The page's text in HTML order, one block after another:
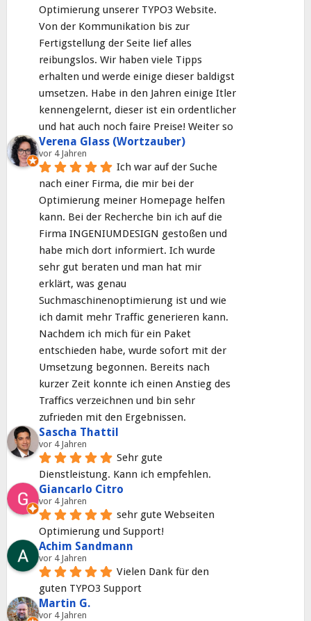
Optimierung unserer TYPO3 Website.
Von der Kommunikation bis zur
Fertigstellung der Seite lief alles
reibungslos. Wir haben viele Tipps
erhalten und werde einige dieser baldigst
umsetzen. Habe in den Jahren einige Itler
kennengelernt, dieser ist ein ordentlicher
und hat auch noch faire Preise! Weiter so
Verena Glass (Wortzauber)
vor 4 Jahren
Ich war auf der Suche
nach einer Firma, die mir bei der
Optimierung meiner Homepage helfen
kann. Bei der Recherche bin ich auf die
Firma INGENIUMDESIGN gestoßen und
habe mich dort informiert. Ich wurde
sehr gut beraten und man hat mir
erklärt, was genau
Suchmaschinenoptimierung ist und wie
ich damit mehr Traffic generieren kann.
Nachdem ich mich für ein Paket
entschieden habe, wurde sofort mit der
Umsetzung begonnen. Bereits nach
kurzer Zeit konnte ich einen Anstieg des
Traffics verzeichnen und bin sehr
zufrieden mit den Ergebnissen.
Sascha Thattil
vor 4 Jahren
Sehr gute
Dienstleistung. Kann ich empfehlen.
Giancarlo Citro
vor 4 Jahren
sehr gute Webseiten
Optimierung und Support!
Achim Sandmann
vor 4 Jahren
Vielen Dank für den
guten TYPO3 Support
Martin G.
vor 4 Jahren